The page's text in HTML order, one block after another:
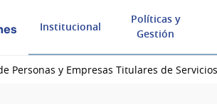
Institucional
Políticas y
Gestión
Personas y Empresas Titulares de